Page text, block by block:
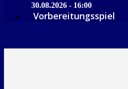
30.08.2026 - 16:00
Vorbereitungsspiel